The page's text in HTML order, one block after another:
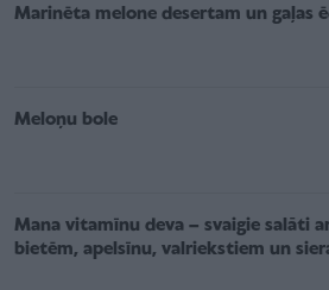
Marinēta melone desertam un gaļas
Meloņu bole
Mana vitamīnu deva – svaigie salāti
bietēm, apelsīnu, valriekstiem un